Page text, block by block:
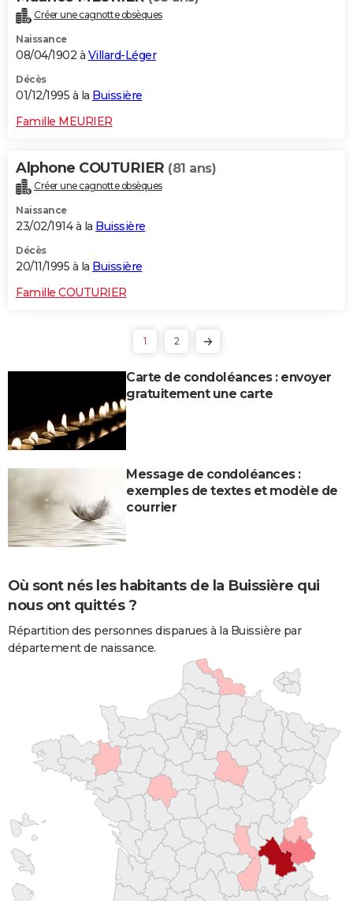
Créer une cagnotte obsèques
Naissance
08/04/1902 à Villard-Léger
Décès
01/12/1995 à la Buissière
Famille MEURIER
Alphone COUTURIER (81 ans)
Créer une cagnotte obsèques
Naissance
23/02/1914 à la Buissière
Décès
20/11/1995 à la Buissière
Famille COUTURIER
1 2
Carte de condoléances : envoyer
gratuitement une carte
Message de condoléances :
exemples de textes et modèle de
courrier
Où sont nés les habitants de la Buissière qui
nous ont quittés ?
Répartition des personnes disparues à la Buissière par
département de naissance.